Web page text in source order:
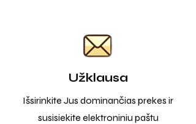
Užklausa
Išsirinkite Jus dominančias prekes ir
susisiekite elektroniniu paštu